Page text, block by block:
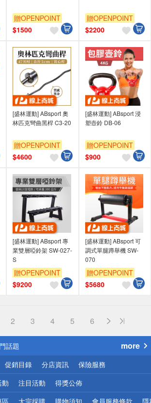
贈OPENPOINT
$1500
贈OPENPOINT
$2200
[盛林運動] ABsport 奧
林匹克彎曲黑桿 C3-20
贈OPENPOINT
$4600
[盛林運動] ABsport 浸
塑壺鈴 DB-06
贈OPENPOINT
$900
[盛林運動] ABsport 專
業雙層啞鈴架 SW-027-
S
贈OPENPOINT
$9200
[盛林運動] ABsport 可
調式單腿蹲舉機 SW-
070
贈OPENPOINT
$5680
2 3 4 5 6
網頁！請小心！
公告
話題
優惠
地區配送
網頁！請小心！
more
促銷目錄 分店資訊 保險服務
注目活動 得獎公佈
區 大宗採購 購物須知 會員服務條款 隱